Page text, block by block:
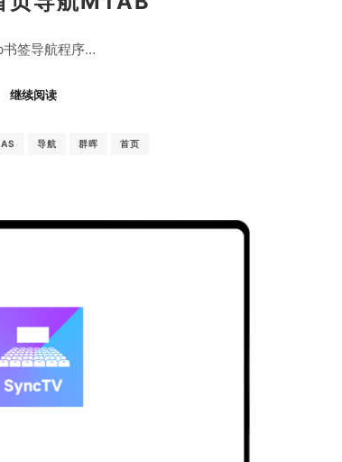
书签导航程序…
继续阅读
导航 群晖 首页